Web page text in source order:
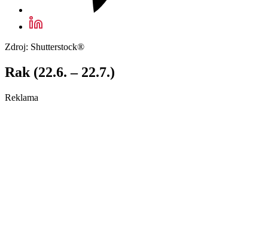
Zdroj: Shutterstock®
Rak (22.6. – 22.7.)
Reklama